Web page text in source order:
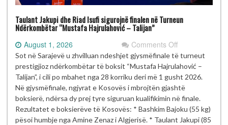
Taulant Jakupi dhe Riad Isufi sigurojnë finalen në Turneun
Ndërkombëtar “Mustafa Hajrulahović – Talijan”
August 1, 2026 Comments Offon
Taulant
Jakupi
dhe
Riad
Isufi
sigurojnë
finalen
Sot në Sarajevë u zhvilluan ndeshjet gjysmëfinale të turneut
prestigjioz ndërkombëtar të boksit “Mustafa Hajrulahović –
Talijan”, i cili po mbahet nga 28 korriku deri më 1 gusht 2026.
Në gjysmëfinale, ngjyrat e Kosovës i mbrojtën gjashtë
boksierë, ndërsa dy prej tyre siguruan kualifikimin në finale.
Rezultatet e boksierëve të Kosovës: * Bashkim Bajoku (55 kg)
pësoi humbje nga Amine Zenaz i Algjerisë. * Taulant Jakupi (85